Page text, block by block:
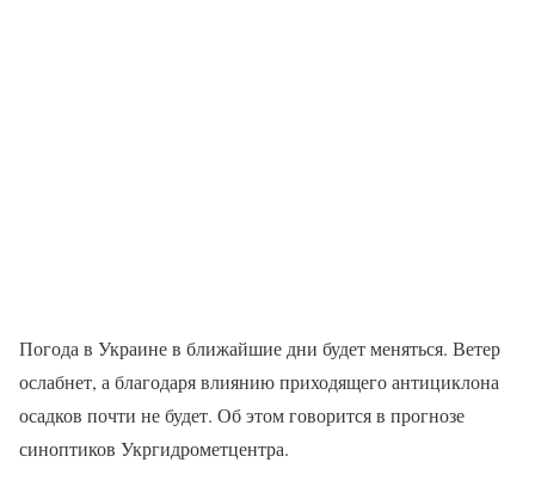
Погода в Украине в ближайшие дни будет меняться. Ветер
ослабнет, а благодаря влиянию приходящего антициклона
осадков почти не будет. Об этом говорится в прогнозе
синоптиков Укргидрометцентра.